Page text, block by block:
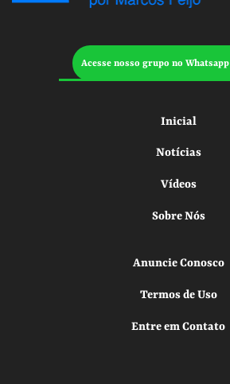
Acesse nosso grupo no Whatsapp
Inicial
Notícias
Vídeos
Sobre Nós
Anuncie Conosco
Termos de Uso
Entre em Contato